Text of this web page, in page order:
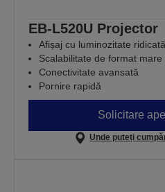
EB-L520U Projector
Afișaj cu luminozitate ridicată
Scalabilitate de format mare
Conectivitate avansată
Pornire rapidă
Solicitare
Unde puteți